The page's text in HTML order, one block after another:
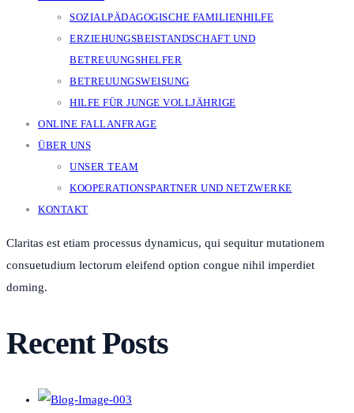
SOZIALPÄDAGOGISCHE FAMILIENHILFE
ERZIEHUNGSBEISTANDSCHAFT UND
BETREUUNGSHELFER
BETREUUNGSWEISUNG
HILFE FÜR JUNGE VOLLJÄHRIGE
ONLINE FALLANFRAGE
ÜBER UNS
UNSER TEAM
KOOPERATIONSPARTNER UND NETZWERKE
KONTAKT
Claritas est etiam processus dynamicus, qui sequitur mutationem
consuetudium lectorum eleifend option congue nihil imperdiet
doming.
Recent Posts